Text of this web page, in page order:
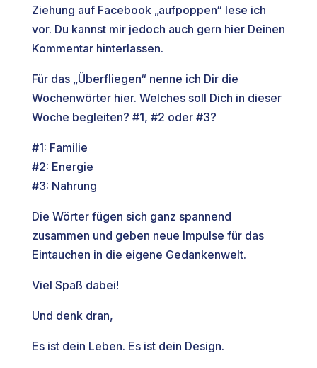
Ziehung auf Facebook „aufpoppen“ lese ich
vor. Du kannst mir jedoch auch gern hier Deinen
Kommentar hinterlassen.
Für das „Überfliegen“ nenne ich Dir die
Wochenwörter hier. Welches soll Dich in dieser
Woche begleiten? #1, #2 oder #3?
#1: Familie
#2: Energie
#3: Nahrung
Die Wörter fügen sich ganz spannend
zusammen und geben neue Impulse für das
Eintauchen in die eigene Gedankenwelt.
Viel Spaß dabei!
Und denk dran,
Es ist dein Leben. Es ist dein Design.